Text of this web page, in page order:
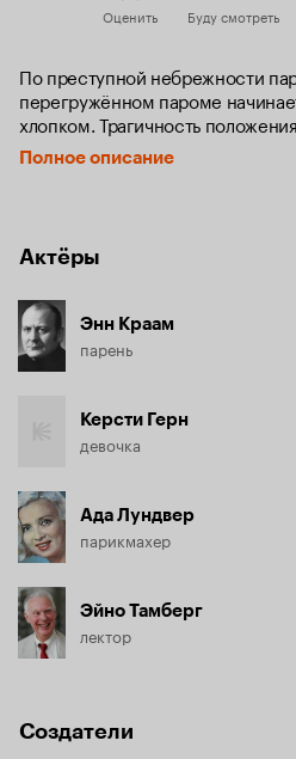
Оценить Буду смотреть
По преступной небрежности
перегружённом пароме
хлопком. Трагичность
рядом с горящей машиной стоят
бензином, которые по
немедленно высадить детей и
столкнуть в воду загоревшийся
и силу взрыва. По-разному
критической ситуации люди,
Полное описание
Актёры
Энн Краам
парень
Керсти Герн
девочка
Ада Лундвер
парикмахер
Эйно Тамберг
лектор
Создатели